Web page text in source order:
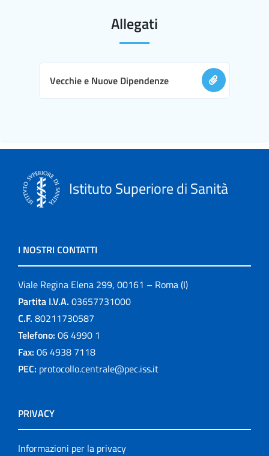
Allegati
Vecchie e Nuove Dipendenze
Istituto Superiore di Sanità
I NOSTRI CONTATTI
Viale Regina Elena 299, 00161 – Roma (I)
Partita I.V.A. 03657731000
C.F. 80211730587
Telefono: 06 4990 1
Fax: 06 4938 7118
PEC: protocollo.centrale@pec.iss.it
PRIVACY
Informazioni per la privacy